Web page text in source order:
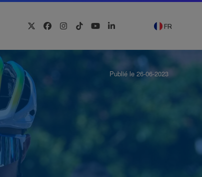
TwitterFacebook
Instagram
TiktokYouTubeLinkedIn FR
Publié le 26-06-2023